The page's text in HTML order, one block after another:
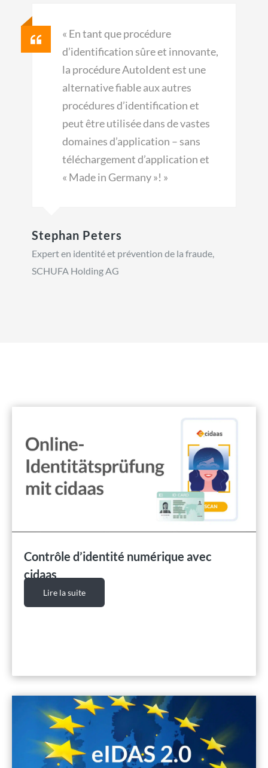
« En tant que procédure
d’identification sûre et innovante,
la procédure AutoIdent est une
alternative fiable aux autres
procédures d’identification et
peut être utilisée dans de vastes
domaines d’application – sans
téléchargement d’application et
« Made in Germany »! »
Stephan Peters
Expert en identité et prévention de la fraude,
SCHUFA Holding AG
Contrôle d’identité numérique avec
cidaas
Lire la suite